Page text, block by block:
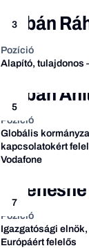
3
Orbán
Pozíció
Alapító, tulajdonos
5
Orbán
Pozíció
Globális
kapcsolatokért
Vodafone
7
Pozíció
Igazgatósági
Európáért felelős